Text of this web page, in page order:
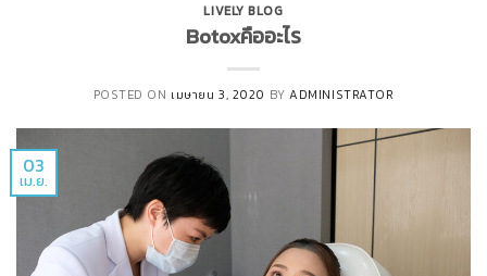
LIVELY BLOG
Botoxคืออะไร
POSTED ON เมษายน 3, 2020 BYADMINISTRATOR
03
เม.ย.